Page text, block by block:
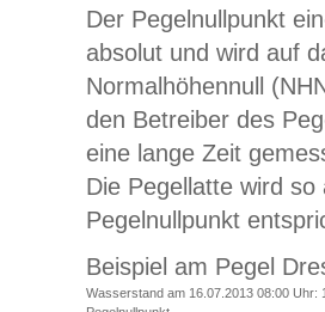
Der Pegelnullpunkt
absolut und wird auf
Normalhöhennull
den Betreiber des
eine lange Zeit
Die Pegellatte wird
Pegelnullpunkt
Beispiel am Pegel
Wasserstand am 16.07.2013 08:00 Uhr: